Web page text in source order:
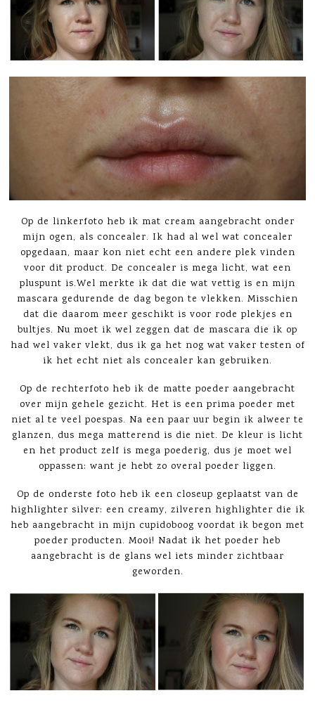
Op de linkerfoto heb ik mat cream aangebracht onder
mijn ogen, als concealer. Ik had al wel wat concealer
opgedaan, maar kon niet echt een andere plek vinden
voor dit product. De concealer is mega licht, wat een
pluspunt is.Wel merkte ik dat die wat vettig is en mijn
mascara gedurende de dag begon te vlekken. Misschien
dat die daarom meer geschikt is voor rode plekjes en
bultjes. Nu moet ik wel zeggen dat de mascara die ik op
had wel vaker vlekt, dus ik ga het nog wat vaker testen of
ik het echt niet als concealer kan gebruiken.
Op de rechterfoto heb ik de matte poeder aangebracht
over mijn gehele gezicht. Het is een prima poeder met
niet al te veel poespas. Na een paar uur begin ik alweer te
glanzen, dus mega matterend is die niet. De kleur is licht
en het product zelf is mega poederig, dus je moet wel
oppassen: want je hebt zo overal poeder liggen.
Op de onderste foto heb ik een closeup geplaatst van de
highlighter silver: een creamy, zilveren highlighter die ik
heb aangebracht in mijn cupidoboog voordat ik begon met
poeder producten. Mooi! Nadat ik het poeder heb
aangebracht is de glans wel iets minder zichtbaar
geworden.